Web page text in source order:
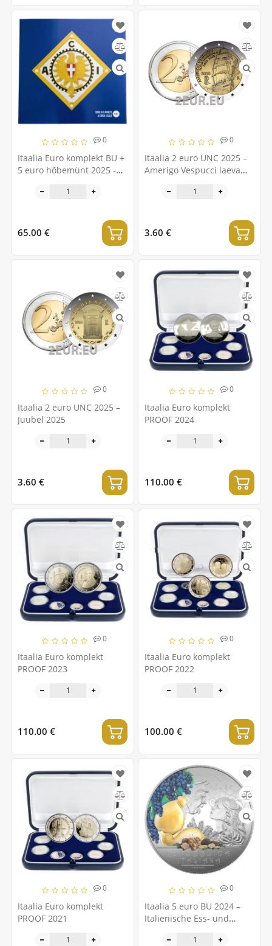
0
Itaalia Euro komplekt BU +
5 euro hõbemünt 2025 -
65.00 €
0
Itaalia 2 euro UNC 2025 –
Amerigo Vespucci laeva
3.60 €
0
Itaalia 2 euro UNC 2025 –
Juubel 2025
3.60 €
0
Itaalia Euro komplekt
PROOF 2024
110.00 €
0
Itaalia Euro komplekt
PROOF 2023
110.00 €
0
Itaalia Euro komplekt
PROOF 2022
100.00 €
0
Itaalia Euro komplekt
PROOF 2021
0
Itaalia 5 euro BU 2024 –
Italienische Ess- und
Caciocavallo – Molise